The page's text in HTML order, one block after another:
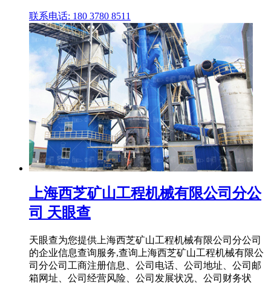
联系电话: 180 3780 8511
上海西芝矿山工程机械有限公司分公
司 天眼查
天眼查为您提供上海西芝矿山工程机械有限公司分公司
的企业信息查询服务,查询上海西芝矿山工程机械有限公
司分公司工商注册信息、公司电话、公司地址、公司邮
箱网址、公司经营风险、公司发展状况、公司财务状